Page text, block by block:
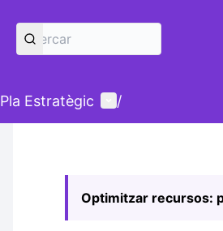
Pla Estratègic Menú d'usuari
/
Optimitzar recursos: